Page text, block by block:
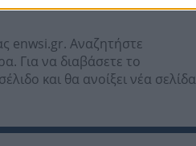
enwsi.gr. Αναζητήστε
Για να διαβάσετε το
και θα ανοίξει νέα